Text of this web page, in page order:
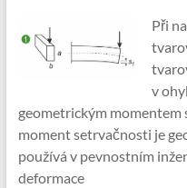
Při
v
geometrickým
moment setrvačnosti je
používá v pevnostním
deformace